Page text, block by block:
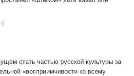
0
стать частью русской культуры за
«восприимчивости ко всему